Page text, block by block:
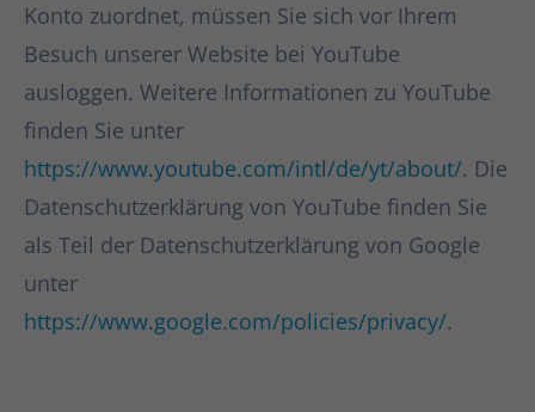
Konto zuordnet, müssen Sie sich vor Ihrem
Besuch unserer Website bei YouTube
ausloggen. Weitere Informationen zu YouTube
finden Sie unter
https://www.youtube.com/intl/de/yt/about/. Die
Datenschutzerklärung von YouTube finden Sie
als Teil der Datenschutzerklärung von Google
unter
https://www.google.com/policies/privacy/.